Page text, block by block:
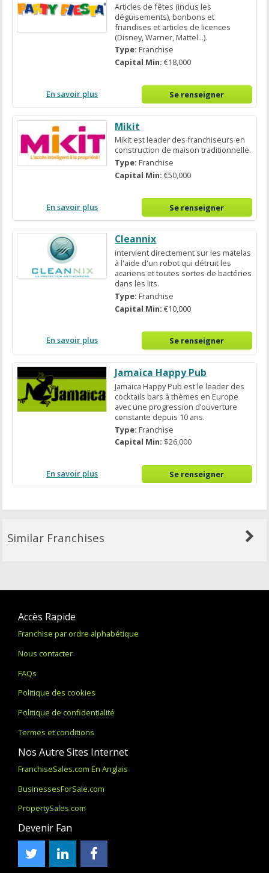
Articles de fêtes (inclus les
déguisements), bonbons et
friandises et articles de licences
(Disney, Warner, Mattel...).
Type:Franchise
Capital Min:€18,000
En savoir plus Se renseigner
Mikit
Mikit est leader des franchiseurs en
construction de maison traditionnelle.
Type:Franchise
Capital Min:€50,000
En savoir plus Se renseigner
Cleannix
intervient directement sur les matelas
à l'aide d'un robot qui détruit les
acariens et toutes sortes de bactéries
dans les lits.
Type:Franchise
Capital Min:€10,000
En savoir plus Se renseigner
Jamaica Happy Pub
Jamaica Happy Pub est le leader des
cocktails bars à thèmes en Europe
avec une progression d’ouverture
constante depuis 10 ans.
Type:Franchise
Capital Min: $26,000
En savoir plus Se renseigner
Similar Franchises
Accès Rapide
Franchise par ordre alphabétique
Nous contacter
FAQs
Politique des cookies
Politique de confidentialité
Termes et conditions
Nos Autre Sites Internet
FranchiseSales.com En Anglais
BusinessesForSale.com
PropertySales.com
Devenir Fan
TwitterLinkedInFacebook